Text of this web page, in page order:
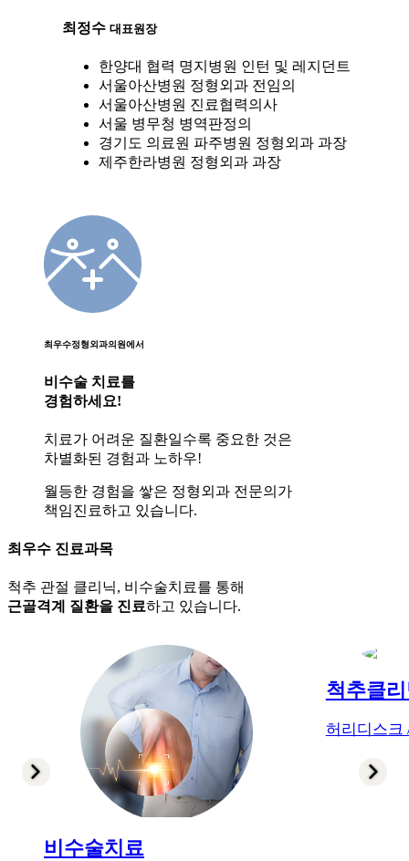
최정수대표원장
한양대 협력 명지병원 인턴 및 레지던트
서울아산병원 정형외과 전임의
서울아산병원 진료협력의사
서울 병무청 병역판정의
경기도 의료원 파주병원 정형외과 과장
제주한라병원 정형외과 과장
최우수정형외과의원에서
비수술 치료를
경험하세요!
치료가 어려운 질환일수록 중요한 것은
차별화된 경험과 노하우!
월등한 경험을 쌓은 정형외과 전문의가
책임진료하고 있습니다.
최우수 진료과목
척추 관절 클리닉, 비수술치료를 통해
근골격계 질환을 진료하고 있습니다.
비수술치료
척추클
허리디스크